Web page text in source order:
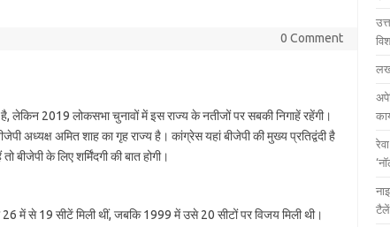
0 Comment
है, लेकिन 2019 लोकसभा चुनावों में इस राज्‍य के नतीजों पर सबकी निगाहें रहेंगी।
अध्‍यक्ष अमित शाह का गृह राज्‍य है। कांग्रेस यहां बीजेपी की मुख्‍य प्रतिद्वंदी है
के लिए शर्मिंदगी की बात होगी।
26 में से 19 सीटें मिली थीं, जबकि 1999 में उसे 20 सीटों पर विजय मिली थी।